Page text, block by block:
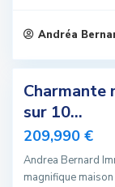
Andréa
Charmante
sur 10...
209,990 €
Andrea Bernard
magnifique